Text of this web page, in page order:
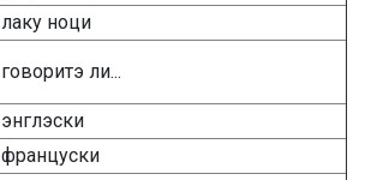
лаку ноци
говоритэ ли...
энглэски
француски